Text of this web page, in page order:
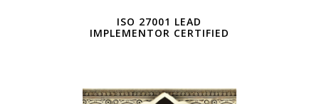
ISO 27001 LEAD
IMPLEMENTOR CERTIFIED